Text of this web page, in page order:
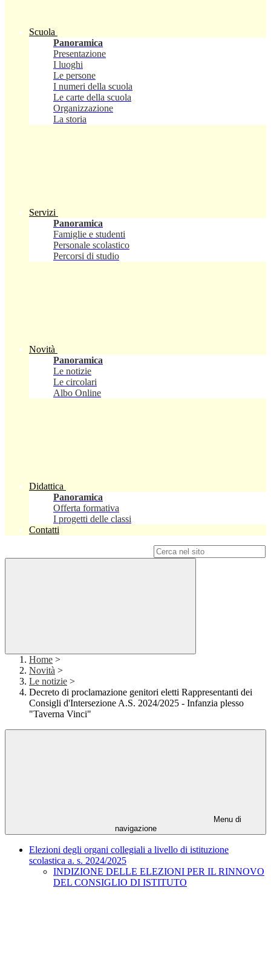
Scuola
Panoramica
Presentazione
I luoghi
Le persone
I numeri della scuola
Le carte della scuola
Organizzazione
La storia
Servizi
Panoramica
Famiglie e studenti
Personale scolastico
Percorsi di studio
Novità
Panoramica
Le notizie
Le circolari
Albo Online
Didattica
Panoramica
Offerta formativa
I progetti delle classi
Contatti
Home >
Novità >
Le notizie >
Decreto di proclamazione genitori eletti Rappresentanti dei
Consigli d'Intersezione A.S. 2024/2025 - Infanzia plesso
"Taverna Vinci"
Menu di
navigazione
Elezioni degli organi collegiali a livello di istituzione
scolastica a. s. 2024/2025
INDIZIONE DELLE ELEZIONI PER IL RINNOVO
DEL CONSIGLIO DI ISTITUTO